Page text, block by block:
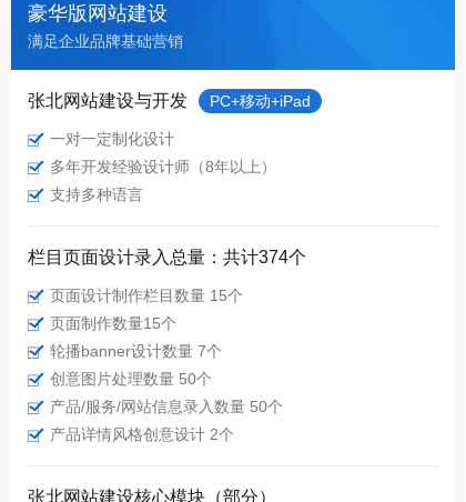
豪华版网站建设
满足企业品牌基础营销
张北网站建设与开发 PC+移动+iPad
一对一定制化设计
多年开发经验设计师（8年以上）
支持多种语言
栏目页面设计录入总量：共计374个
页面设计制作栏目数量 15个
页面制作数量15个
轮播banner设计数量 7个
创意图片处理数量 50个
产品/服务/网站信息录入数量 50个
产品详情风格创意设计 2个
张北网站建设核心模块（部分）